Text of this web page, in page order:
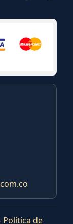
Política de